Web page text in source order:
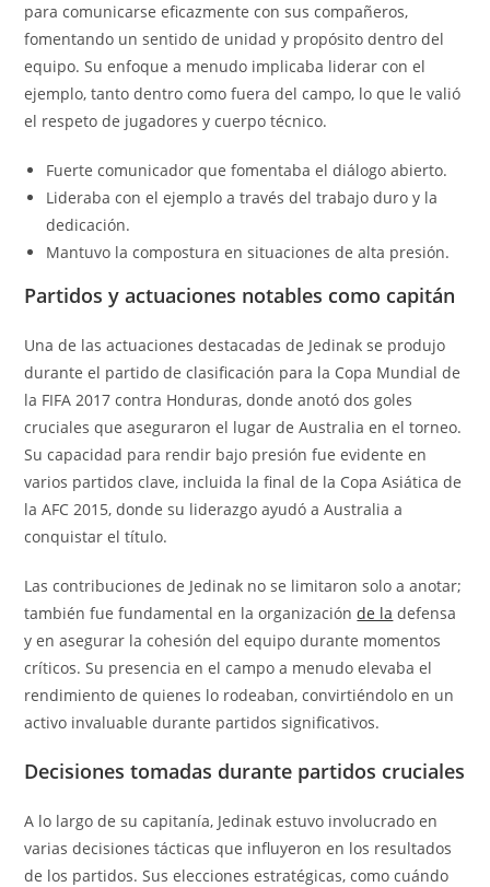
para comunicarse eficazmente con sus compañeros,
fomentando un sentido de unidad y propósito dentro del
equipo. Su enfoque a menudo implicaba liderar con el
ejemplo, tanto dentro como fuera del campo, lo que le valió
el respeto de jugadores y cuerpo técnico.
Fuerte comunicador que fomentaba el diálogo abierto.
Lideraba con el ejemplo a través del trabajo duro y la
dedicación.
Mantuvo la compostura en situaciones de alta presión.
Partidos y actuaciones notables como capitán
Una de las actuaciones destacadas de Jedinak se produjo
durante el partido de clasificación para la Copa Mundial de
la FIFA 2017 contra Honduras, donde anotó dos goles
cruciales que aseguraron el lugar de Australia en el torneo.
Su capacidad para rendir bajo presión fue evidente en
varios partidos clave, incluida la final de la Copa Asiática de
la AFC 2015, donde su liderazgo ayudó a Australia a
conquistar el título.
Las contribuciones de Jedinak no se limitaron solo a anotar;
también fue fundamental en la organizaciónde la defensa
y en asegurar la cohesión del equipo durante momentos
críticos. Su presencia en el campo a menudo elevaba el
rendimiento de quienes lo rodeaban, convirtiéndolo en un
activo invaluable durante partidos significativos.
Decisiones tomadas durante partidos cruciales
A lo largo de su capitanía, Jedinak estuvo involucrado en
varias decisiones tácticas que influyeron en los resultados
de los partidos. Sus elecciones estratégicas, como cuándo